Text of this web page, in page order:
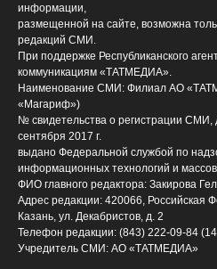
информации,
размещенной на сайте, возможна
редакций СМИ.
При поддержке Республиканского
коммуникациям «ТАТМЕДИА».
Наименование СМИ: Филиал АО
«Магариф»)
№ свидетельства о регистрации СМИ,
сентября 2017 г.
выдано Федеральной службой по
информационных технологий и
ФИО главного редактора: Закирова
Адрес редакции: 420066, Российская
Казань, ул. Декабристов, д. 2
Телефон редакции: (843) 222-09-84
Учредитель СМИ: АО «ТАТМЕДИА»